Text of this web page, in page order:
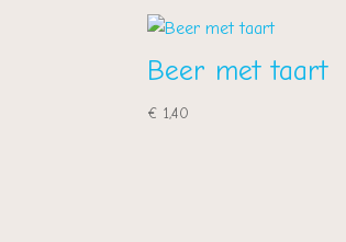
Beer met taart
€1,40